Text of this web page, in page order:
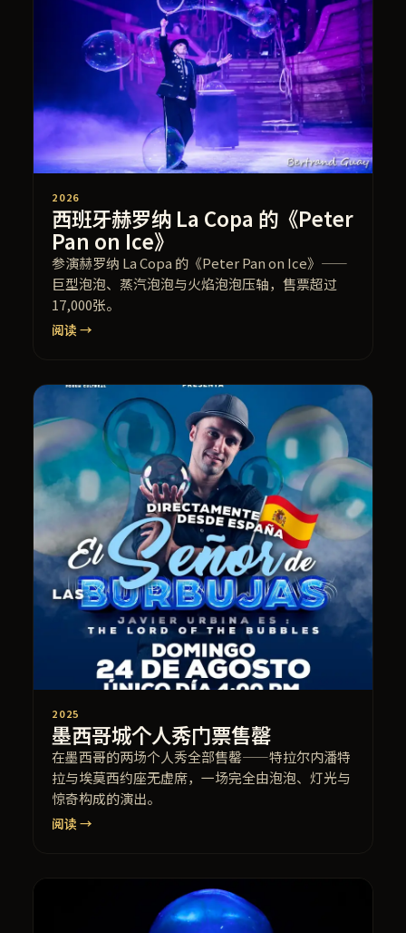
2026
西班牙赫罗纳 La Copa 的《Peter
Pan on Ice》
参演赫罗纳 La Copa 的《Peter Pan on Ice》——
巨型泡泡、蒸汽泡泡与火焰泡泡压轴，售票超过
17,000张。
阅读 →
2025
墨西哥城个人秀门票售罄
在墨西哥的两场个人秀全部售罄——特拉尔内潘特
拉与埃莫西约座无虚席，一场完全由泡泡、灯光与
惊奇构成的演出。
阅读 →